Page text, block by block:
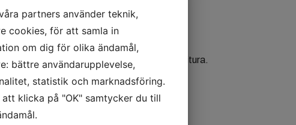
Dolittle, Animana, VetManager och Agitura.
partners använder teknik,
cookies, för att samla in
om dig för olika ändamål,
bättre användarupplevelse,
statistik och marknadsföring.
att klicka på "OK" samtycker du till